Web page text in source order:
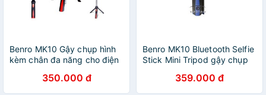
Benro MK10 Gậy chụp hình
kèm chân đa năng cho điện
350.000 đ
Benro MK10 Bluetooth Selfie
Stick Mini Tripod gậy chụp
359.000 đ